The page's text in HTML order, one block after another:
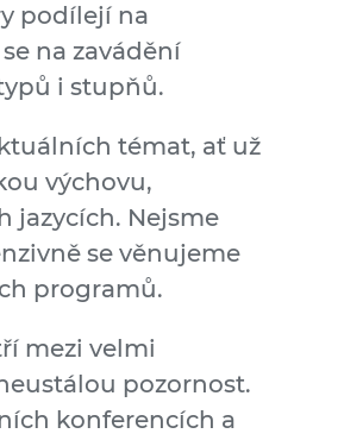
podílejí na
na zavádění
i stupňů.
témat, ať už
výchovu,
jazycích. Nejsme
se věnujeme
programů.
mezi velmi
pozornost.
konferencích a